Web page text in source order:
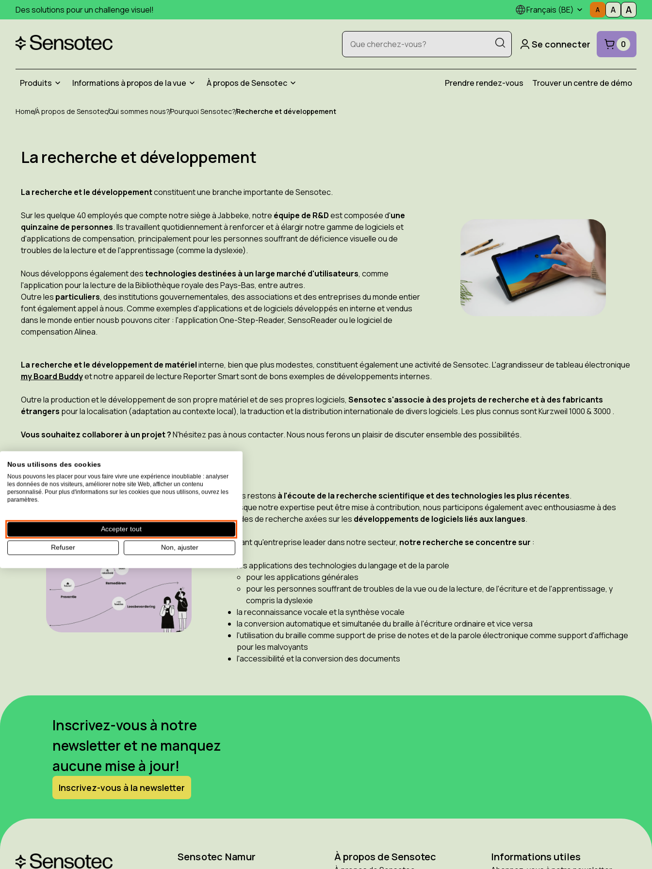
Des solutions pour un challenge visuel! Français (BE)
Rechercher
Se connecter 0
Produits Informations à propos de la vue À propos de Sensotec Prendre rendez-vous Trouver un centre de démo
HomeÀ propos de SensotecQui sommes nous?Pourquoi Sensotec?Recherche et développement
La recherche et développement
La recherche et le développementconstituent une branche importante de Sensotec.
Sur les quelque 40 employés que compte notre siège à Jabbeke, notre équipe de R&Dest composée d'une
quinzaine de personnes. Ils travaillent quotidiennement à renforcer et à élargir notre gamme de logiciels et
d'applications de compensation, principalement pour les personnes souffrant de déficience visuelle ou de
troubles de la lecture et de l'apprentissage (comme la dyslexie).
Nous développons également destechnologies destinées à un large marché d'utilisateurs, comme
l'application pour la lecture de la Bibliothèque royale des Pays-Bas, entre autres.
Outre les particuliers, des institutions gouvernementales, des associations et des entreprises du monde entier
font également appel à nous. Comme exemples d'applications et de logiciels développés en interne et vendus
dans le monde entier nousb pouvons citer : l'application One-Step-Reader, SensoReader ou le logiciel de
compensation Alinea.
La recherche et le développement de matérielinterne, bien que plus modestes, constituent également une activité de Sensotec. L'agrandisseur de tableau électronique
my Board Buddyet notre appareil de lecture Reporter Smart sont de bons exemples de développements internes.
Outre la production et le développement de son propre matériel et de ses propres logiciels, Sensotec s'associe à des projets de recherche et à des fabricants
étrangers pour la localisation (adaptation au contexte local), la traduction et la distribution internationale de divers logiciels. Les plus connus sont Kurzweil 1000 & 3000 .
Vous souhaitez collaborer à un projet ?N'hésitez pas à nous contacter. Nous nous ferons un plaisir de discuter ensemble des possibilités.
Contactez-nous
Nous restons à l'écoute de la recherche scientifique et des technologies les plus récentes.
Lorsque notre expertise peut être mise à contribution, nous participons également avec enthousiasme à des
études de recherche axées sur les développements de logiciels liés aux langues.
En tant qu'entreprise leader dans notre secteur, notre recherche se concentre sur :
les applications des technologies du langage et de la parole
pour les applications générales
pour les personnes souffrant de troubles de la vue ou de la lecture, de l'écriture et de l'apprentissage, y
compris la dyslexie
la reconnaissance vocale et la synthèse vocale
la conversion automatique et simultanée du braille à l'écriture ordinaire et vice versa
l'utilisation du braille comme support de prise de notes et de la parole électronique comme support d'affichage
pour les malvoyants
l'accessibilité et la conversion des documents
Inscrivez-vous à notre
newsletter et ne manquez
aucune mise à jour!
Inscrivez-vous à la newsletter
Sensotec Namur À propos de Sensotec Informations utiles
Nous utilisons des cookies
Nous pouvons les placer pour vous faire vivre une expérience inoubliable : analyser
les données de nos visiteurs, améliorer notre site Web, afficher un contenu
personnalisé. Pour plus d'informations sur les cookies que nous utilisons, ouvrez les
paramètres.
Accepter tout
Refuser Non, ajuster